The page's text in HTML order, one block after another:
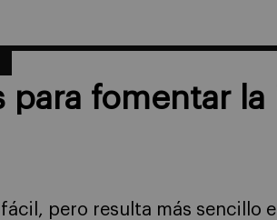
para fomentar
fácil, pero resulta más sencillo